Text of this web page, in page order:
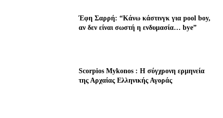
Έφη Σαρρή: “Κάνω κάστινγκ για pool boy,
αν δεν είναι σωστή η ενδυμασία… bye”
Scorpios Mykonos : Η σύγχρονη ερμηνεία
της Αρχαίας Ελληνικής Αγοράς